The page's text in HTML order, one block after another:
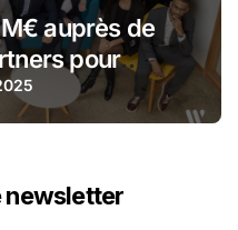
auprès de
pour
génération
dédiées à la
newsletter